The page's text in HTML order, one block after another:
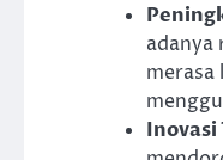
adanya
merasa
Inovasi